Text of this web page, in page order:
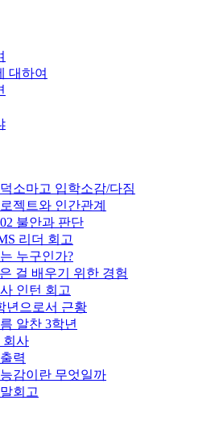
대하여
소마고 입학소감/다짐
젝트와 인간관계
불안과 판단
리더 회고
누구인가?
걸 배우기 위한 경험
인턴 회고
년으로서 근황
알찬 3학년
회사
력
능감이란 무엇일까
회고